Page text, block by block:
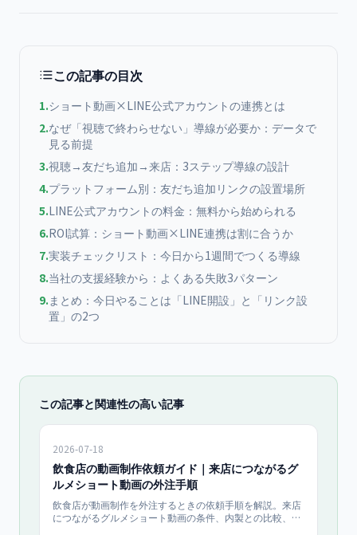
この記事の目次
1.ショート動画×LINE公式アカウントの連携とは
2.なぜ「視聴で終わらせない」導線が必要か：データで
見る前提
3.視聴→友だち追加→来店：3ステップ導線の設計
4.プラットフォーム別：友だち追加リンクの設置場所
5.LINE公式アカウントの料金：無料から始められる
6.ROI試算：ショート動画×LINE連携は割に合うか
7.実装チェックリスト：今日から1週間でつくる導線
8.当社の支援経験から：よくある失敗3パターン
9.まとめ：今日やることは「LINE開設」と「リンク設
置」の2つ
この記事と関連性の高い記事
2026-07-18
飲食店の動画制作依頼ガイド｜来店につながるグ
ルメショート動画の外注手順
飲食店が動画制作を外注するときの依頼手順を解説。来店
につながるグルメショート動画の条件、内製との比較、見